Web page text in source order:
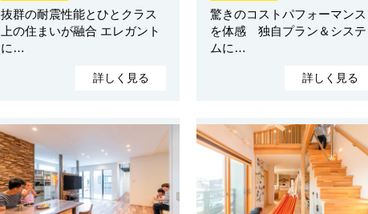
抜群の耐震性能とひとクラス
上の住まいが融合 エレガント
に…
詳しく見る
驚きのコストパフォーマンス
を体感 独自プラン＆システ
ムに…
詳しく見る